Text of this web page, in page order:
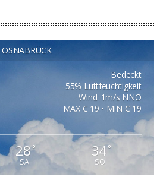
OSNABRÜCK
Bedeckt
55% Luftfeuchtigkeit
Wind: 1m/s NNO
MAX C 19 • MIN C 19
28°
SA
34°
SO